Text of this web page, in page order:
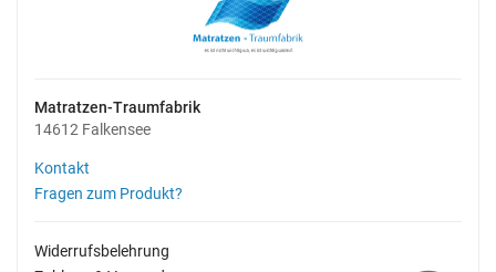
Matratzen-Traumfabrik
14612 Falkensee
Kontakt
Fragen zum Produkt?
Widerrufsbelehrung